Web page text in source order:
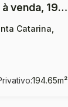
Apartamento com 3 suítes à venda, 194,65 m² por R$ 3.990.000,00 Centro - Balneário Piçarras
Catarina,
194.65m²